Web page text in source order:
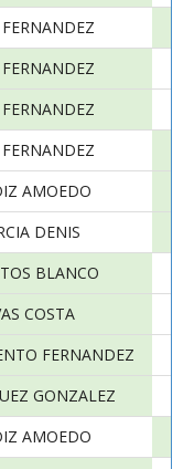
AMOEDO
DENIS
BLANCO
COSTA
FERNANDEZ
GONZALEZ
AMOEDO